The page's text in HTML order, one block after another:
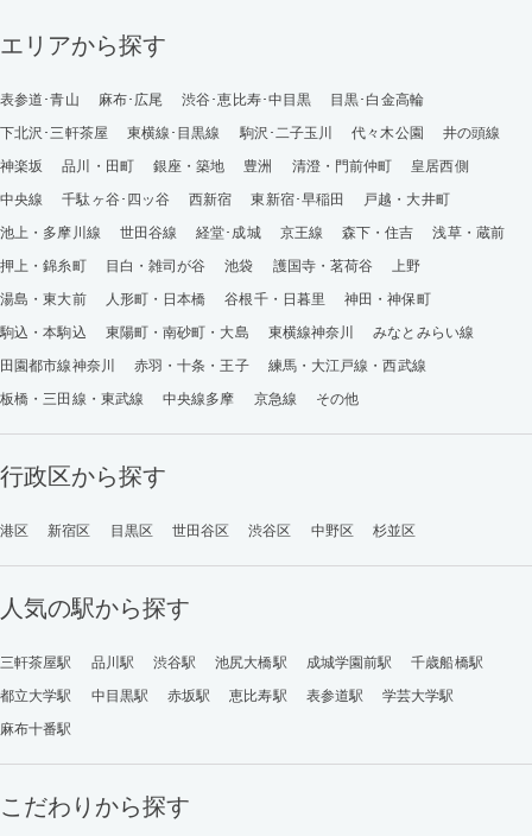
エリアから探す
表参道･青山 麻布･広尾 渋谷･恵比寿･中目黒
目黒･白金高輪
下北沢･三軒茶屋
東横線･目黒線 駒沢･二子玉川 代々木公園
井の頭線
神楽坂
品川・田町 銀座・築地 豊洲 清澄・門前仲町
皇居西側
中央線
千駄ヶ谷･四ッ谷 西新宿 東新宿･早稲田
戸越・大井町
池上・多摩川線
世田谷線 経堂･成城 京王線 森下・住吉
浅草・蔵前
押上・錦糸町
目白・雑司が谷 池袋 護国寺・茗荷谷
上野
湯島・東大前
人形町・日本橋 谷根千・日暮里
神田・神保町
駒込・本駒込
東陽町・南砂町・大島 東横線神奈川
みなとみらい線
田園都市線神奈川
赤羽・十条・王子
練馬・大江戸線・西武線
板橋・三田線・東武線
中央線多摩 京急線 その他
行政区から探す
港区 新宿区 目黒区 世田谷区 渋谷区 中野区 杉並区
人気の駅から探す
三軒茶屋駅 品川駅 渋谷駅 池尻大橋駅 成城学園前駅
千歳船橋駅
都立大学駅
中目黒駅 赤坂駅 恵比寿駅 表参道駅
学芸大学駅
麻布十番駅
こだわりから探す